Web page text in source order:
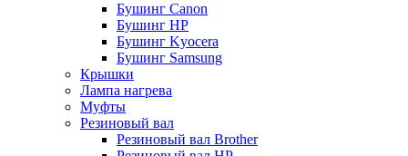
Бушинг Canon
Бушинг HP
Бушинг Kyocera
Бушинг Samsung
Крышки
Лампа нагрева
Муфты
Резиновый вал
Резиновый вал Brother